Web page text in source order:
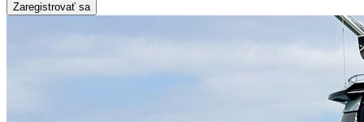
Zaregistrovať sa